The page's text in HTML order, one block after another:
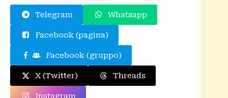
Telegram Whatsapp
Facebook (pagina)
Facebook (gruppo)
X (Twitter) Threads
Instagram